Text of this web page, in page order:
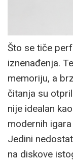
Što se tiče
iznenađenja.
memoriju, a
čitanja su
nije idealan
modernih
Jedini
na diskove